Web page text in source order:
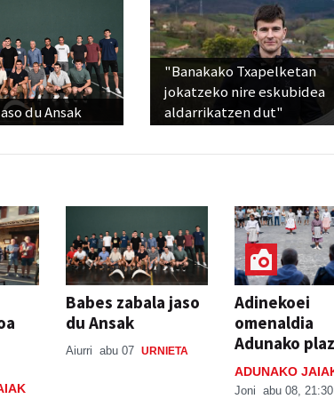
du Ansak
"Banakako Txapelketan
jokatzeko nire eskubidea
aldarrikatzen dut"
Babes zabala jaso
du Ansak
Aiurri abu 07 URNIETA
Adinekoei
omenaldia
Adunako
ADUNAKO
Joni abu 08, 21:30